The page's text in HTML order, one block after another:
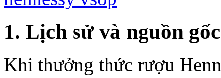
1. Lịch sử và nguồn
Khi thưởng thức rượu